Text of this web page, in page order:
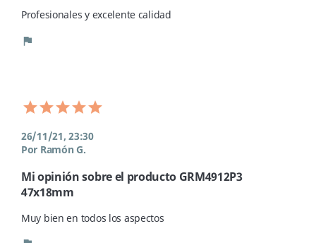
Profesionales y excelente calidad
flag
26/11/21, 23:30
Por Ramón G.
Mi opinión sobre el producto GRM4912P3
47x18mm
Muy bien en todos los aspectos